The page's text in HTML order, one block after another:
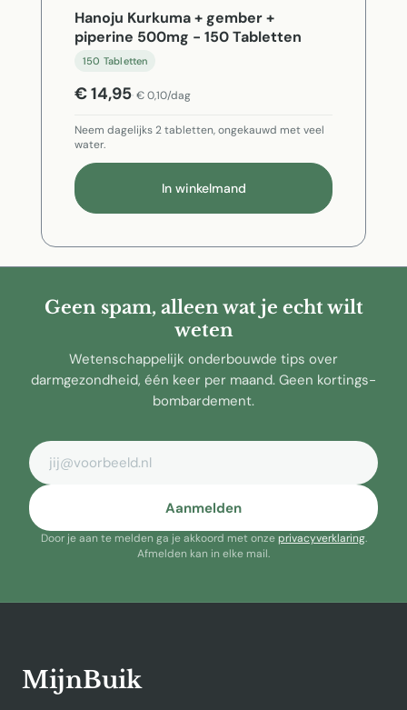
Hanoju Kurkuma + gember +
piperine 500mg - 150 Tabletten
150 Tabletten
€ 14,95 € 0,10/dag
Neem dagelijks 2 tabletten, ongekauwd met veel
water.
In winkelmand
Geen spam, alleen wat je echt wilt
weten
Wetenschappelijk onderbouwde tips over
darmgezondheid, één keer per maand. Geen kortings-
bombardement.
E-mailadres
Aanmelden
Door je aan te melden ga je akkoord met onzeprivacyverklaring.
Afmelden kan in elke mail.
MijnBuik